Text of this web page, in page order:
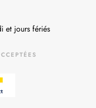
et jours fériés